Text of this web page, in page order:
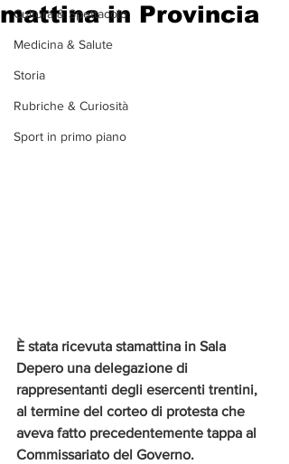
Cultura & Spettacolo
Medicina & Salute
Storia
Rubriche & Curiosità
Sport in primo piano
mattina in Provincia
È stata ricevuta stamattina in Sala
Depero una delegazione di
rappresentanti degli esercenti trentini,
al termine del corteo di protesta che
aveva fatto precedentemente tappa al
Commissariato del Governo.